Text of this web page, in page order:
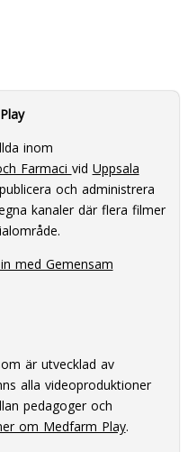
inom
Farmaci vid Uppsala
och administrera
kanaler där flera filmer
med Gemensam
är utvecklad av
alla videoproduktioner
pedagoger och
om Medfarm Play.